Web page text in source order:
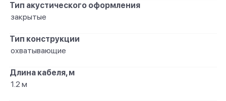
Тип акустического оформления
закрытые
Тип конструкции
охватывающие
Длина кабеля, м
1.2 м